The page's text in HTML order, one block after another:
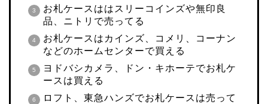
お札ケースははスリーコインズや無印良
品、ニトリで売ってる
お札ケースはカインズ、コメリ、コーナン
などのホームセンターで買える
ヨドバシカメラ、ドン・キホーテでお札ケ
ースは買える
ロフト、東急ハンズでお札ケースは売って